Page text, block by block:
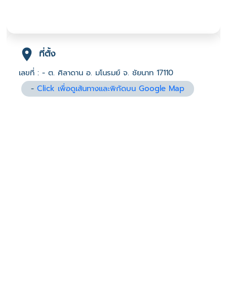
ที่ตั้ง
เลขที่ : - ต. ศิลาดาน อ. มโนรมย์ จ. ชัยนาท 17110
-Click เพื่อดูเส้นทางและพิกัดบน Google Map